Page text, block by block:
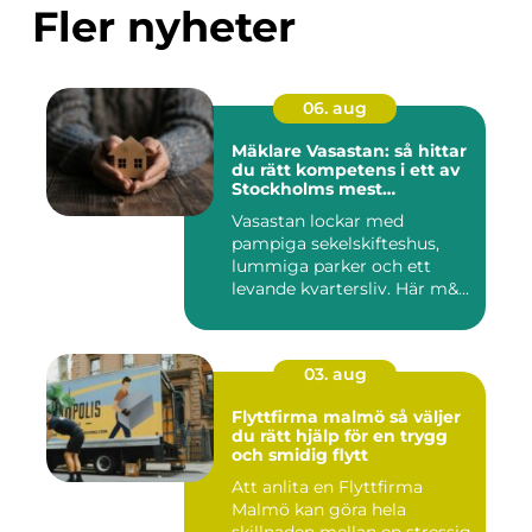
Fler nyheter
06. aug
Mäklare Vasastan: så hittar
du rätt kompetens i ett av
Stockholms mest
Vasastan lockar med
pampiga sekelskifteshus,
lummiga parker och ett
levande kvartersliv. Här m&...
03. aug
Flyttfirma malmö så väljer
du rätt hjälp för en trygg
och smidig flytt
Att anlita en Flyttfirma
Malmö kan göra hela